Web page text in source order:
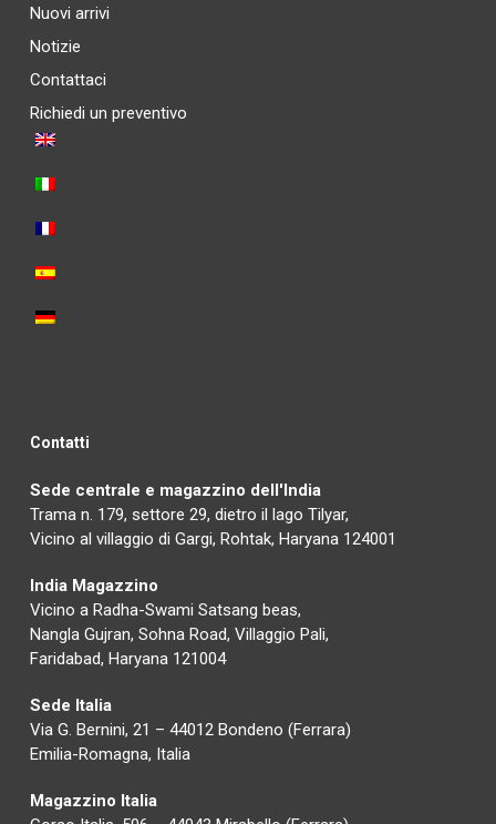
Nuovi arrivi
Notizie
Contattaci
Richiedi un preventivo
Contatti
Sede centrale e magazzino dell'India
Trama n. 179, settore 29, dietro il lago Tilyar,
Vicino al villaggio di Gargi, Rohtak, Haryana 124001
India Magazzino
Vicino a Radha-Swami Satsang beas,
Nangla Gujran, Sohna Road, Villaggio Pali,
Faridabad, Haryana 121004
Sede Italia
Via G. Bernini, 21 – 44012 Bondeno (Ferrara)
Emilia-Romagna, Italia
Magazzino Italia